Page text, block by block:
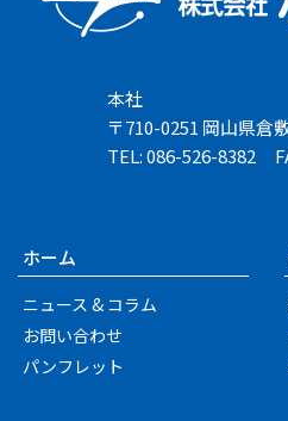
本社
〒710-0251 岡山県倉
TEL: 086-526-8382
ホーム
ニュース & コラム
お問い合わせ
パンフレット